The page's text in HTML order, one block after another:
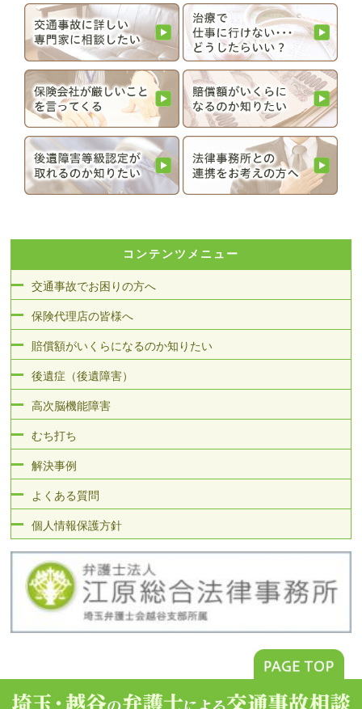
コンテンツメニュー
交通事故でお困りの方へ
保険代理店の皆様へ
賠償額がいくらになるのか知りたい
後遺症（後遺障害）
高次脳機能障害
むち打ち
解決事例
よくある質問
個人情報保護方針